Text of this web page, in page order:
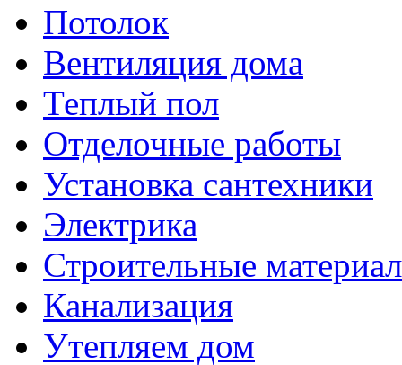
Потолок
Вентиляция дома
Теплый пол
Отделочные работы
Установка сантехники
Электрика
Строительные
Канализация
Утепляем дом